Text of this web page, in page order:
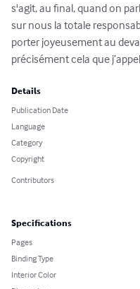
s'agit, au final, quand on
sur nous la totale
porter joyeusement au
précisément cela que
Details
Publication Date
Language
Category
Copyright
Contributors
Specifications
Pages
Binding Type
Interior Color